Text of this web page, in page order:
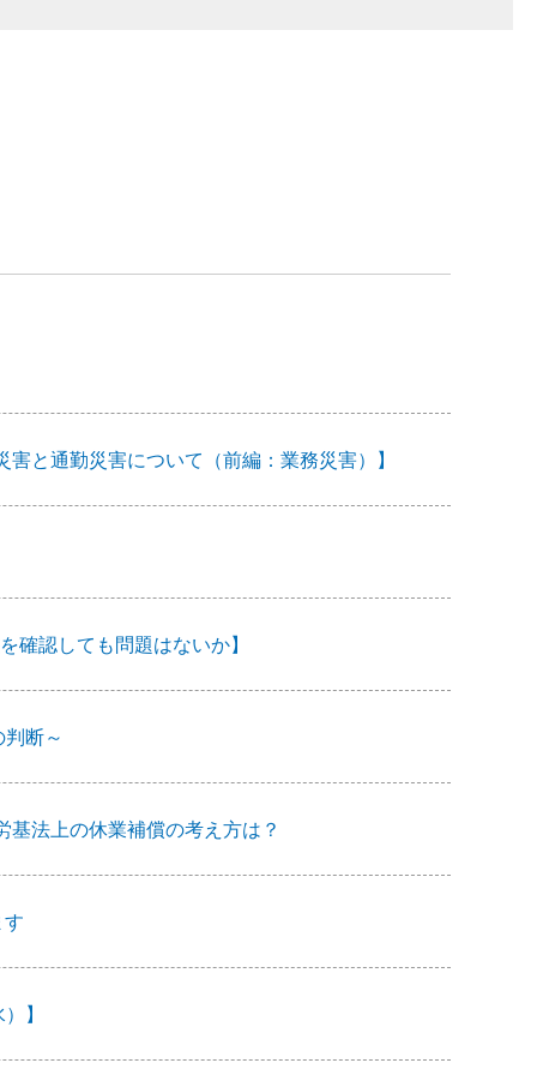
と通勤災害について（前編：業務災害）】
確認しても問題はないか】
断～
法上の休業補償の考え方は？
】